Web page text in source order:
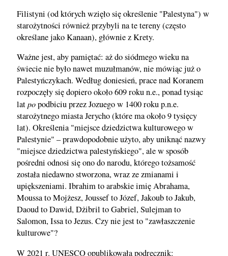
Filistyni (od których wzięło się określenie "Palestyna") w
starożytności również przybyli na te tereny (często
określane jako Kanaan), głównie z Krety.
Ważne jest, aby pamiętać: aż do siódmego wieku na
świecie nie było nawet muzułmanów, nie mówiąc już o
Palestyńczykach. Według doniesień, prace nad Koranem
rozpoczęły się dopiero około 609 roku n.e., ponad tysiąc
latpopodbiciu przez Jozuego w 1400 roku p.n.e.
starożytnego miasta Jerycho (które ma około 9 tysięcy
lat). Określenia "miejsce dziedzictwa kulturowego w
Palestynie" – prawdopodobnie użyto, aby uniknąć nazwy
"miejsce dziedzictwa palestyńskiego", ale w sposób
pośredni odnosi się ono do narodu, którego tożsamość
została niedawno stworzona, wraz ze zmianami i
upiększeniami. Ibrahim to arabskie imię Abrahama,
Moussa to Mojżesz, Joussef to Józef, Jakoub to Jakub,
Daoud to Dawid, Dżibril to Gabriel, Sulejman to
Salomon, Issa to Jezus. Czy nie jest to "zawłaszczenie
kulturowe"?
W 2021 r. UNESCO opublikowała podręcznik: